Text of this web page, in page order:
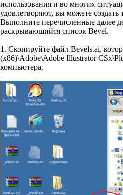
использования и во многих
удовлетворяют, вы можете
Выполните перечисленные далее
раскрывающийся список Bevel.
1. Скопируйте файл Bevels.ai,
(x86)\Adobe\Adobe Illustrator
компьютера.